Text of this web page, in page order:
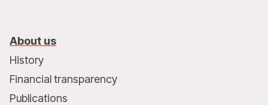
About us
History
Financial transparency
Publications